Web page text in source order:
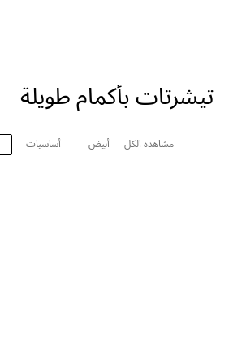
تيشرتات بأكمام طويلة
مشاهدة الكل أبيض أساسيات